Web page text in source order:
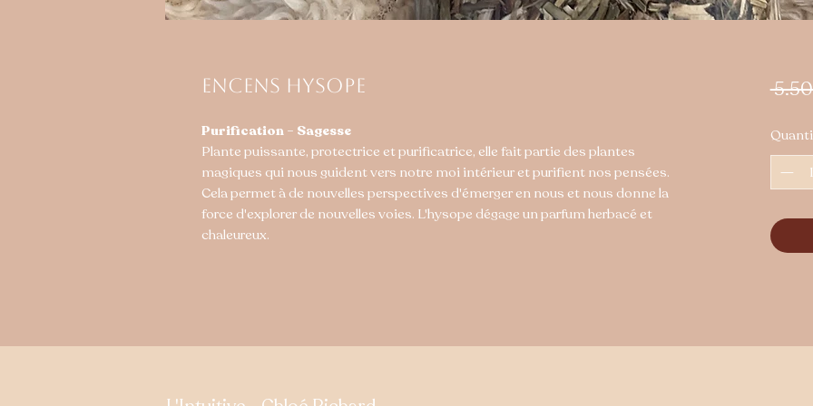
Encens Hysope
Purification - Sagesse
Plante puissante, protectrice et purificatrice, elle fait partie des plantes
magiques qui nous guident vers notre moi intérieur et purifient nos pensées.
Cela permet à de nouvelles perspectives d'émerger en nous et nous donne la
force d'explorer de nouvelles voies. L'hysope dégage un parfum herbacé et
chaleureux.
5.50